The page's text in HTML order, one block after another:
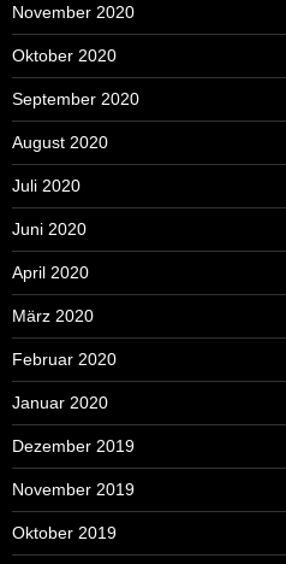
November 2020
Oktober 2020
September 2020
August 2020
Juli 2020
Juni 2020
April 2020
März 2020
Februar 2020
Januar 2020
Dezember 2019
November 2019
Oktober 2019